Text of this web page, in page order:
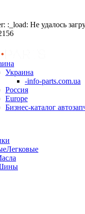
:_load: Не удалось
Украина
-info-parts.com.ua
Россия
Europe
Бизнес-каталог
Легковые